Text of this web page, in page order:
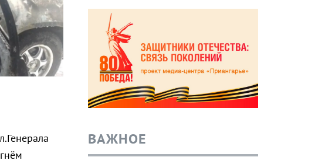
ВАЖНОЕ